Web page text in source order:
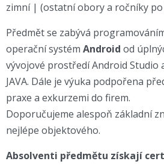
zimní | (ostatní obory a ročníky
Předmět se zabývá
operační systém Android od
vývojové prostředí Android Studio
JAVA. Dále je výuka podpořena
praxe a exkurzemi do firem.
Doporučujeme alespoň základní
nejlépe objektového.
Absolventi předmětu získají